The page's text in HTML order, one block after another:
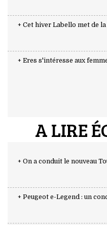
+ Cet hiver Labello met de
+ Eres s'intéresse aux
A LIRE
+ On a conduit le nouveau
+ Peugeot e-Legend : un